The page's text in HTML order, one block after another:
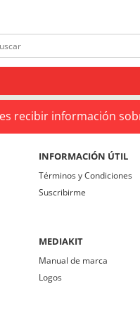
recibir información
INFORMACIÓN ÚTIL
Términos y Condiciones
Suscribirme
MEDIAKIT
Manual de marca
Logos